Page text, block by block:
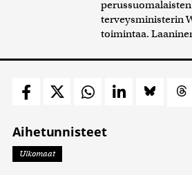
terveysministerin
toimintaa.
Aihetunnisteet
Ulkomaat